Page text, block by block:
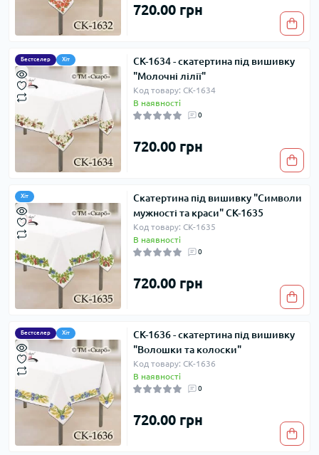
720.00 грн
Бестселер Хіт
СК-1634 - скатертина під вишивку
"Молочні лілії"
Код товару: СК-1634
В наявності
0
720.00 грн
Хіт
Скатертина під вишивку "Символи
мужності та краси" СК-1635
Код товару: СК-1635
В наявності
0
720.00 грн
Бестселер Хіт
СК-1636 - скатертина під вишивку
"Волошки та колоски"
Код товару: СК-1636
В наявності
0
720.00 грн